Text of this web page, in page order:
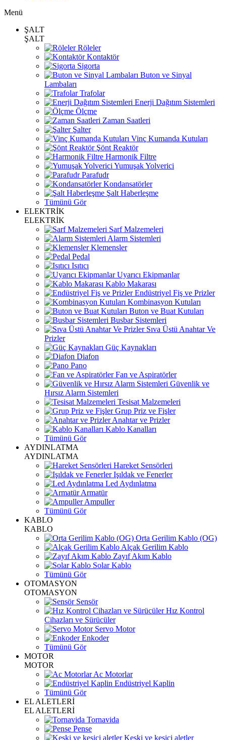
Menü
ŞALT
ŞALT
Röleler
Kontaktör
Sigorta
Buton ve Sinyal
Lambaları
Trafolar
Enerji Dağıtım Sistemleri
Ölçme
Zaman Saatleri
Şalter
Vinç Kumanda Kutuları
Şönt Reaktör
Harmonik Filtre
Yumuşak Yolverici
Parafudr
Kondansatörler
Şalt Haberleşme
Tümünü Gör
ELEKTRİK
ELEKTRİK
Sarf Malzemeleri
Alarm Sistemleri
Klemensler
Pedal
Isıtıcı
Uyarıcı Ekipmanlar
Kablo Makarası
Endüstriyel Fiş ve Prizler
Kombinasyon Kutuları
Buton ve Buat Kutuları
Busbar Sistemleri
Sıva Üstü Anahtar Ve
Prizler
Güç Kaynakları
Diafon
Pano
Fan ve Aspiratörler
Güvenlik ve
Hırsız Alarm Sistemleri
Tesisat Malzemeleri
Grup Priz ve Fişler
Anahtar ve Prizler
Kablo Kanalları
Tümünü Gör
AYDINLATMA
AYDINLATMA
Hareket Sensörleri
Işıldak ve Fenerler
Led Aydınlatma
Armatür
Ampuller
Tümünü Gör
KABLO
KABLO
Orta Gerilim Kablo (OG)
Alçak Gerilim Kablo
Zayıf Akım Kablo
Solar Kablo
Tümünü Gör
OTOMASYON
OTOMASYON
Sensör
Hız Kontrol
Cihazları ve Sürücüler
Servo Motor
Enkoder
Tümünü Gör
MOTOR
MOTOR
Ac Motorlar
Endüstriyel Kaplin
Tümünü Gör
EL ALETLERİ
EL ALETLERİ
Tornavida
Pense
Keski ve kesici aletler